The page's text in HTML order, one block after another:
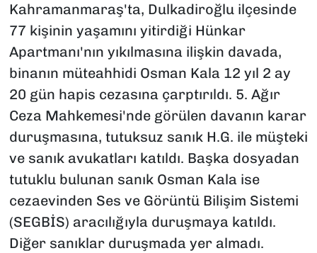
Kahramanmaraş'ta, Dulkadiroğlu ilçesinde
77 kişinin yaşamını yitirdiği Hünkar
Apartmanı'nın yıkılmasına ilişkin davada,
binanın müteahhidi Osman Kala 12 yıl 2 ay
20 gün hapis cezasına çarptırıldı. 5. Ağır
Ceza Mahkemesi'nde görülen davanın karar
duruşmasına, tutuksuz sanık H.G. ile müşteki
ve sanık avukatları katıldı. Başka dosyadan
tutuklu bulunan sanık Osman Kala ise
cezaevinden Ses ve Görüntü Bilişim Sistemi
(SEGBİS) aracılığıyla duruşmaya katıldı.
Diğer sanıklar duruşmada yer almadı.